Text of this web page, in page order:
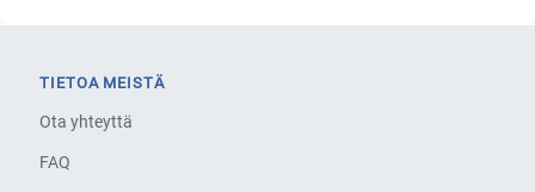
TIETOA MEISTÄ
Ota yhteyttä
FAQ